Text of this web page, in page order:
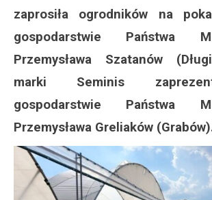
zaprosiła ogrodników na
gospodarstwie Państwa
Przemysława Szatanów
marki Seminis
gospodarstwie Państwa
Przemysława Greliaków